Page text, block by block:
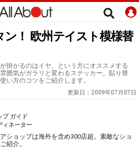
！ 欧州テイスト模様替
掛かるのはイヤ、という方にオススメする
囲気がガラリと変わるステッカー。貼り替
い方のコツをご紹介します。
更新日： 2009年07月07日
プ ガイド
ィネーター
ショップは海外を含め300店超。素敵なショ
紹介。